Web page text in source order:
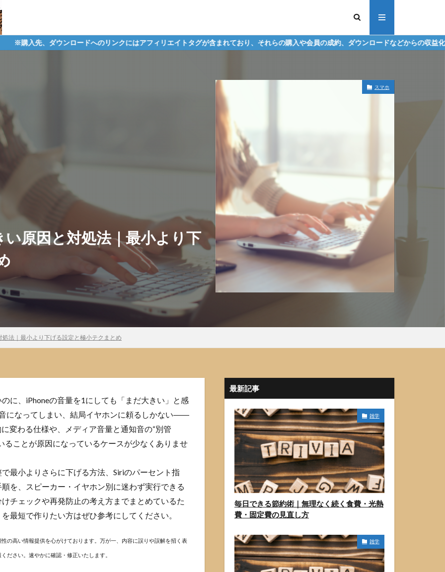
ドへのリンクにはアフィリエイトタグが含まれており、それらの購入や会員の成約、ダウンロードなどからの収益化を行う場合があります。
原因と対処法｜最小より下
スマホ
法｜最小より下げる設定と極小テクまとめ
に、iPhoneの音量を1にしても「まだ大きい」と感
になってしまい、結局イヤホンに頼るしかない――
変わる仕様や、メディア音量と通知音の“別管
ることが原因になっているケースが少なくありませ
最小よりさらに下げる方法、Siriのパーセント指
を、スピーカー・イヤホン別に迷わず実行できる
チェックや再発防止の考え方までまとめているた
最短で作りたい方はぜひ参考にしてください。
性の高い情報提供を心がけております。万が一、内容に誤りや誤解を招く表
ください。速やかに確認・修正いたします。
最新記事
雑学
毎日できる節約術｜無理なく続く食費・光熱
費・固定費の見直し方
雑学